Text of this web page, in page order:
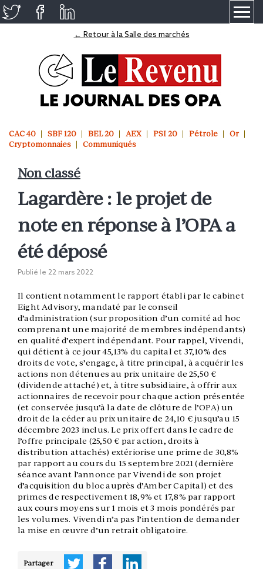
← Retour à la Salle des marchés
CAC 40 SBF 120 BEL 20 AEX PSI 20 Pétrole
Or
Cryptomonnaies
Communiqués
Non classé
Lagardère : le projet de
note en réponse à l’OPA a
été déposé
Publié le 22 mars 2022
Il contient notamment le rapport établi par le cabinet
Eight Advisory, mandaté par le conseil
d’administration (sur proposition d’un comité ad hoc
comprenant une majorité de membres indépendants)
en qualité d’expert indépendant. Pour rappel, Vivendi,
qui détient à ce jour 45,13% du capital et 37,10% des
droits de vote, s’engage, à titre principal, à acquérir les
actions non détenues au prix unitaire de 25,50 €
(dividende attaché) et, à titre subsidiaire, à offrir aux
actionnaires de recevoir pour chaque action présentée
(et conservée jusqu’à la date de clôture de l’OPA) un
droit de la céder au prix unitaire de 24,10 € jusqu’au 15
décembre 2023 inclus. Le prix offert dans le cadre de
l’offre principale (25,50 € par action, droits à
distribution attachés) extériorise une prime de 30,8%
par rapport au cours du 15 septembre 2021 (dernière
séance avant l’annonce par Vivendi de son projet
d’acquisition du bloc auprès d’Amber Capital) et des
primes de respectivement 18,9% et 17,8% par rapport
aux cours moyens sur 1 mois et 3 mois pondérés par
les volumes. Vivendi n’a pas l’intention de demander
la mise en œuvre d’un retrait obligatoire.
Partager